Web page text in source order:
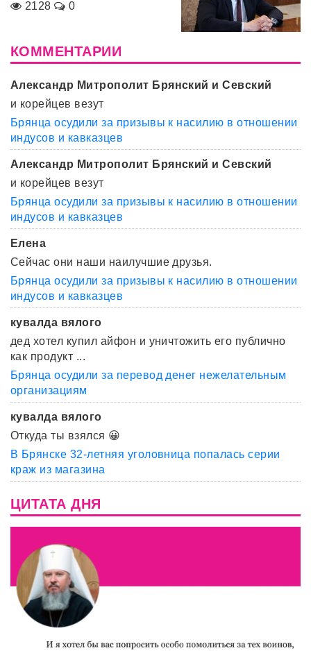
2128
0
КОММЕНТАРИИ
Александр Митрополит Брянский и Севский
и корейцев везут
Брянца осудили за призывы к насилию в отношении
индусов и кавказцев
Александр Митрополит Брянский и Севский
и корейцев везут
Брянца осудили за призывы к насилию в отношении
индусов и кавказцев
Елена
Сейчас они наши наилучшие друзья.
Брянца осудили за призывы к насилию в отношении
индусов и кавказцев
кувалда вялого
дед хотел купил айфон и уничтожить его публично
как продукт ...
Брянца осудили за перевод денег нежелательным
организациям
кувалда вялого
Откуда ты взялся 😀
В Брянске 32-летняя уголовница попалась серии
краж из магазина
ЦИТАТА ДНЯ